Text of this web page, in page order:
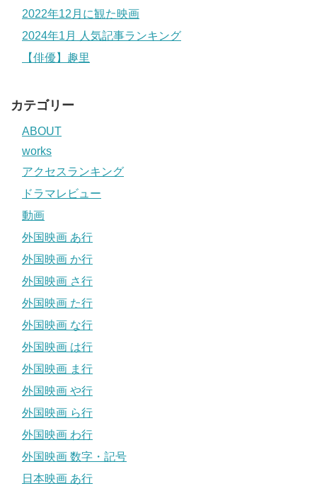
2022年12月に観た映画
2024年1月 人気記事ランキング
【俳優】趣里
カテゴリー
ABOUT
works
アクセスランキング
ドラマレビュー
動画
外国映画 あ行
外国映画 か行
外国映画 さ行
外国映画 た行
外国映画 な行
外国映画 は行
外国映画 ま行
外国映画 や行
外国映画 ら行
外国映画 わ行
外国映画 数字・記号
日本映画 あ行